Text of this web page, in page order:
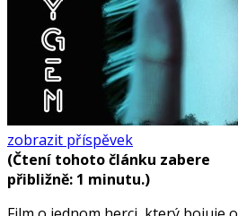
zobrazit příspěvek
(Čtení tohoto článku zabere
přibližně: 1 minutu.)